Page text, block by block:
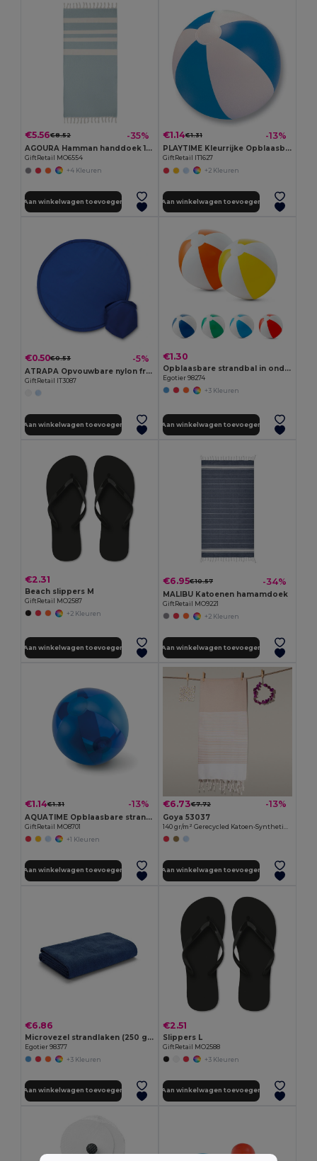
€5.56€8.52 -35%
AGOURA Hamman handdoek 140 gr/m² MO6554-
GiftRetail MO6554
+4 Kleuren
Aan winkelwagen toevoegen
€1.14€1.31 -13%
PLAYTIME Kleurrijke Opblaasbare Strandbal Ø23,5cm
GiftRetail IT1627
+2 Kleuren
Aan winkelwagen toevoegen
€0.50€0.53 -5%
ATRAPA Opvouwbare nylon frisbee
GiftRetail IT3087
Aan winkelwagen toevoegen
€1.30
Opblaasbare strandbal in ondoorzichtig PVC
Egotier 98274
+3 Kleuren
Aan winkelwagen toevoegen
€2.31
Beach slippers M
GiftRetail MO2587
+2 Kleuren
Aan winkelwagen toevoegen
€6.95€10.57 -34%
MALIBU Katoenen hamamdoek
GiftRetail MO9221
+2 Kleuren
Aan winkelwagen toevoegen
€1.14€1.31 -13%
AQUATIME Opblaasbare strandbal
GiftRetail MO8701
+1 Kleuren
Aan winkelwagen toevoegen
€6.73€7.72 -13%
Goya 53037
Aan winkelwagen toevoegen
€6.86
Microvezel strandlaken (250 g/m²)
Egotier 98377
+3 Kleuren
Aan winkelwagen toevoegen
€2.51
Slippers L
GiftRetail MO2588
+3 Kleuren
Aan winkelwagen toevoegen